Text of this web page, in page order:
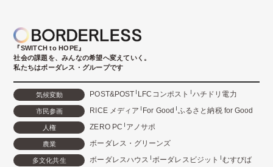
『SWITCH to HOPE』
社会の課題を、みんなの希望へ変えていく。
私たちはボーダレス・グループです
気候変動 POST&POST LFCコンポスト ハチドリ電力
市民参画 RICE メディア For Good ふるさと納税 for Good
人権 ZERO PC アノサポ
農業 ボーダレス・グリーンズ
多文化共生 ボーダレスハウス ボーダレスビジット むすびば